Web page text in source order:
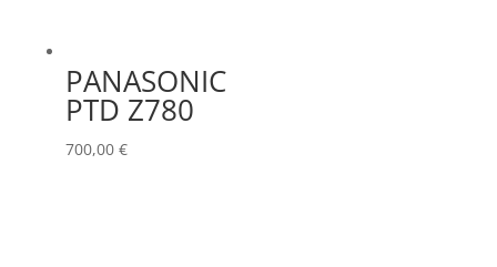
PANASONIC
PTD Z780
700,00 €